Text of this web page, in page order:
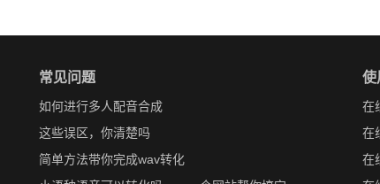
常见问题
如何进行多人配音合成
这些误区，你清楚吗
简单方法带你完成wav转化
使
在
在
在